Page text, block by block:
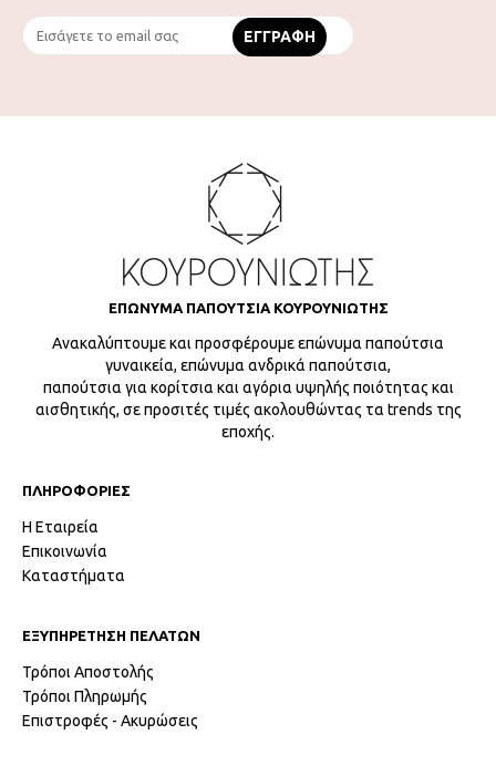
ΕΠΩΝΥΜΑ ΠΑΠΟΥΤΣΙΑ ΚΟΥΡΟΥΝΙΩΤΗΣ
Ανακαλύπτουμε και προσφέρουμε επώνυμα παπούτσια
γυναικεία, επώνυμα ανδρικά παπούτσια,
παπούτσια για κορίτσια και αγόρια υψηλής ποιότητας και
αισθητικής, σε προσιτές τιμές ακολουθώντας τα trends της
εποχής.
ΠΛΗΡΟΦΟΡΙΕΣ
Η Εταιρεία
Επικοινωνία
Καταστήματα
ΕΞΥΠΗΡΕΤΗΣΗ ΠΕΛΑΤΩΝ
Τρόποι Αποστολής
Τρόποι Πληρωμής
Επιστροφές - Ακυρώσεις